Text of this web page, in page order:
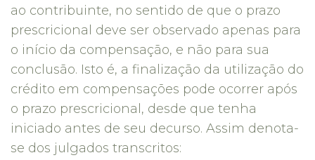
ao contribuinte, no sentido de que o prazo
prescricional deve ser observado apenas para
o início da compensação, e não para sua
conclusão. Isto é, a finalização da utilização do
crédito em compensações pode ocorrer após
o prazo prescricional, desde que tenha
iniciado antes de seu decurso. Assim denota-
se dos julgados transcritos: